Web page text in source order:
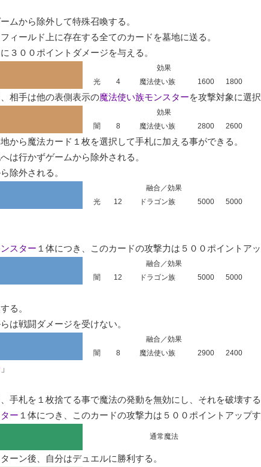
ムから除外して特殊召喚する。
ィールド上に存在する全てのカードを墓地に送る。
３００ポイントダメージを与える。
効果
光
4 魔法使い族 1600 1800
相手は他の表側表示の魔法使い族モンスターを攻撃対象に選択
効果
闇
8 魔法使い族 2800 2600
から魔法カード１枚を選択して手札に加える事ができる。
は行かずゲームから除外される。
除外される。
融合／効果
光
12 ドラゴン族 5000 5000
スター １体につき、このカードの攻撃力は５００ポイントアッ
融合／効果
闇
12 ドラゴン族 5000 5000
る。
は戦闘ダメージを受けない。
融合／効果
闇
8 魔法使い族 2900 2400
」
手札を１枚捨てる事で魔法の発動を無効にし、それを破壊する
ー １体につき、このカードの攻撃力は５００ポイントアップす
通常魔法
ーン後、自分はデュエルに勝利する。